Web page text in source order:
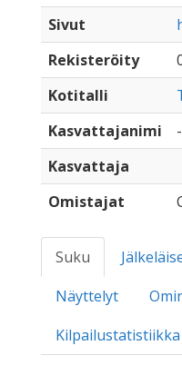
Sivut
Rekisteröity
Kotitalli
Kasvattajanimi
-
Kasvattaja
Omistajat
Suku
Näyttelyt
Kilpailustatistiikka